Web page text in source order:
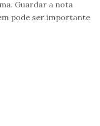
Guardar a nota
pode ser importante